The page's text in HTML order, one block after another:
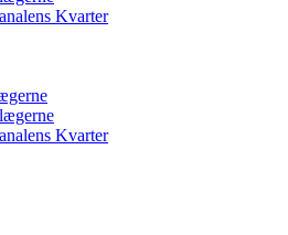
Kvarter
Kvarter